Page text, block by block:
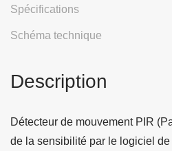
Spécifications
Schéma technique
Description
Détecteur de mouvement PIR
de la sensibilité par le logiciel